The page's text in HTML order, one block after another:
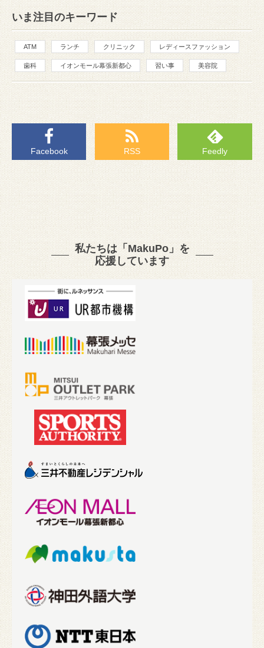
いま注目のキーワード
ATM ランチ クリニック レディースファッション
歯科 イオンモール幕張新都心 習い事 美容院
Facebook RSS Feedly
私たちは「MakuPo」を
応援しています